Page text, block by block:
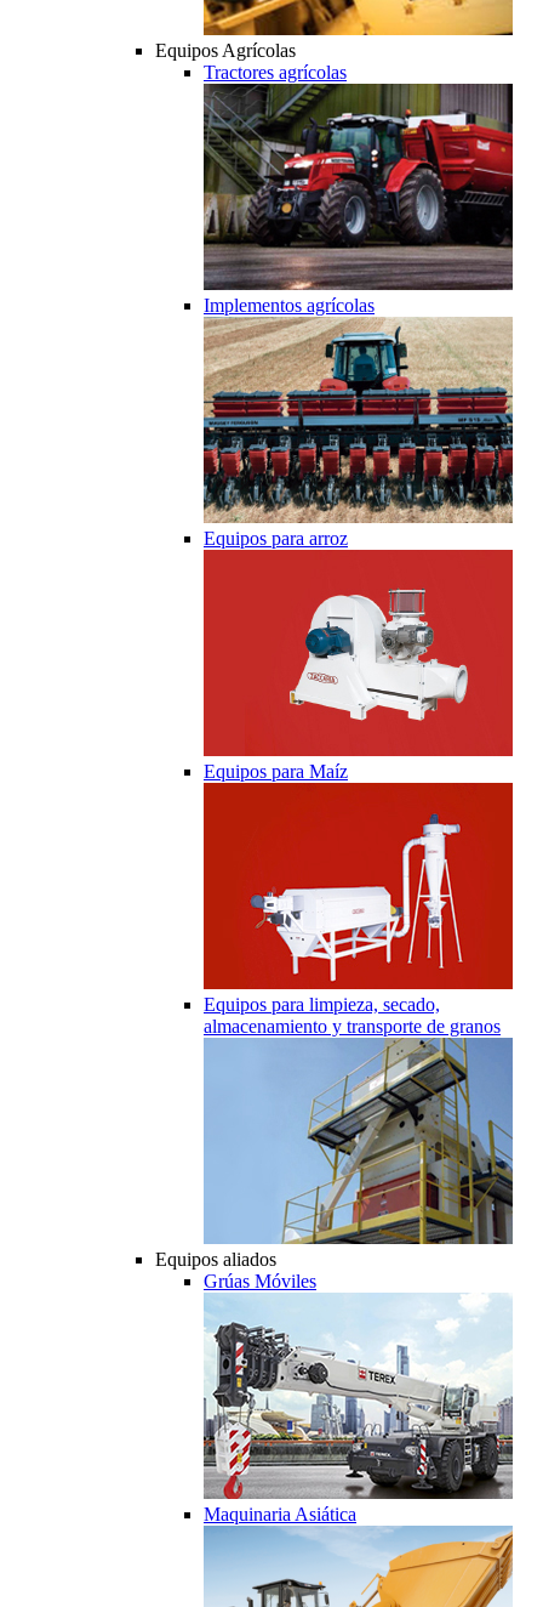
Equipos Agrícolas
Tractores agrícolas
Implementos agrícolas
Equipos para arroz
Equipos para Maíz
Equipos para limpieza, secado,
almacenamiento y transporte de granos
Equipos aliados
Grúas Móviles
Maquinaria Asiática